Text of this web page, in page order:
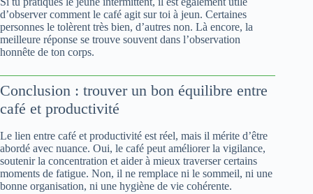
d’observer comment le café agit sur toi à jeun. Certaines
personnes le tolèrent très bien, d’autres non. Là encore, la
meilleure réponse se trouve souvent dans l’observation
honnête de ton corps.
Conclusion : trouver un bon équilibre entre
café et productivité
Le lien entre café et productivité est réel, mais il mérite d’être
abordé avec nuance. Oui, le café peut améliorer la vigilance,
soutenir la concentration et aider à mieux traverser certains
moments de fatigue. Non, il ne remplace ni le sommeil, ni une
bonne organisation, ni une hygiène de vie cohérente.